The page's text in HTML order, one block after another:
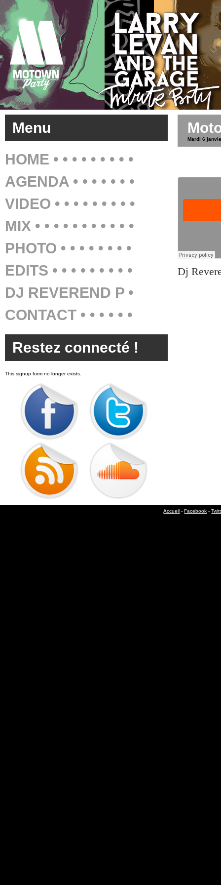
Menu
HOME • • • • • • • • •
AGENDA • • • • • • •
VIDEO • • • • • • • • •
MIX • • • • • • • • • • •
PHOTO • • • • • • • •
EDITS • • • • • • • • •
DJ REVEREND P •
CONTACT • • • • • •
Restez connecté !
This signup form no longer exists.
Mardi 6
Dj
Accueil -Facebook -